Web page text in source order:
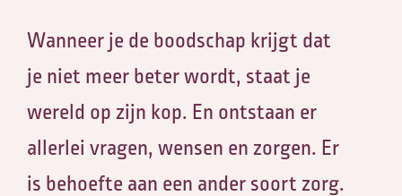
Wanneer je de boodschap krijgt dat
je niet meer beter wordt, staat je
wereld op zijn kop. En ontstaan er
allerlei vragen, wensen en zorgen. Er
is behoefte aan een ander soort zorg.